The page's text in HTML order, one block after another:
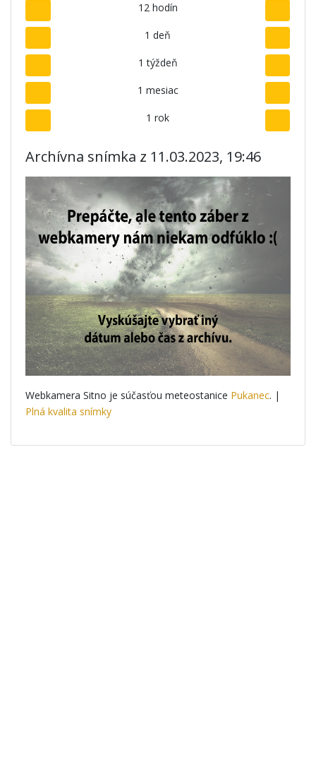
12 hodín
1 deň
1 týždeň
1 mesiac
1 rok
Archívna snímka z 11.03.2023, 19:46
Webkamera Sitno je súčasťou meteostanice Pukanec. |
Plná kvalita snímky